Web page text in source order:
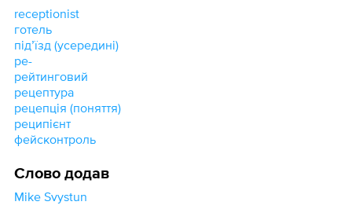
receptionist
готель
підʼїзд (усередині)
ре-
рейтинговий
рецептура
рецепція (поняття)
реципієнт
фейсконтроль
Слово додав
Mike Svystun